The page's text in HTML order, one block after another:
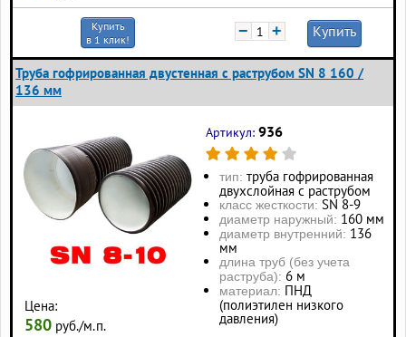
Купить
в 1 клик!
− + Купить
Труба гофрированная двустенная с раструбом SN 8 160 /
136 мм
Цена:
580 руб./м.п.
Артикул: 936
тип: труба гофрированная
двухслойная с раструбом
класс жесткости: SN 8-9
диаметр наружный: 160 мм
диаметр внутренний: 136
мм
длина труб (без учета
раструба): 6 м
материал: ПНД
(полиэтилен низкого
давления)